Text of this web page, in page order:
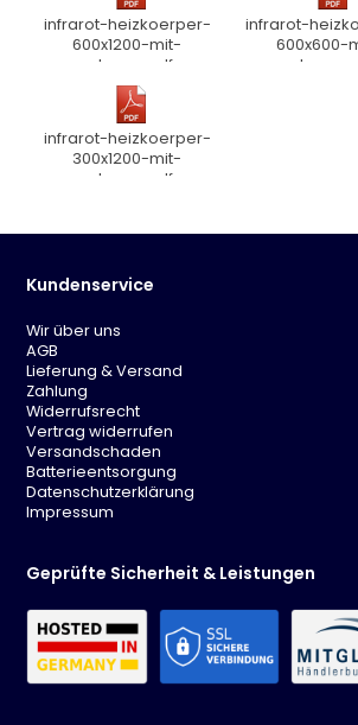
infrarot-heizkoerper-
600x1200-mit-
rahmen.pdf
infrarot-
600x600-
infrarot-heizkoerper-
300x1200-mit-
rahmen.pdf
Kundenservice
Wir über uns
AGB
Lieferung & Versand
Zahlung
Widerrufsrecht
Vertrag widerrufen
Versandschaden
Batterieentsorgung
Datenschutzerklärung
Impressum
Geprüfte Sicherheit & Leistungen